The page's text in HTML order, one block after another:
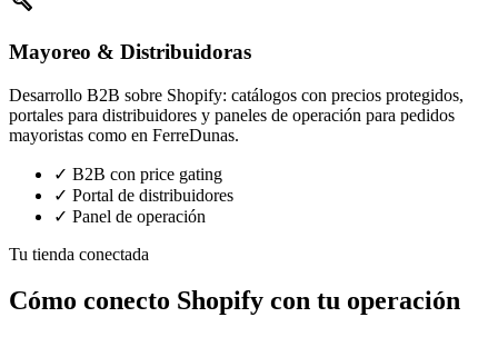
Mayoreo & Distribuidoras
Desarrollo B2B sobre Shopify: catálogos con precios protegidos,
portales para distribuidores y paneles de operación para pedidos
mayoristas como en FerreDunas.
✓ B2B con price gating
✓ Portal de distribuidores
✓ Panel de operación
Tu tienda conectada
Cómo conecto Shopify con tu operación